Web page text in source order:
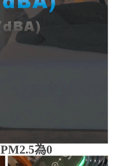
PM2.5為0